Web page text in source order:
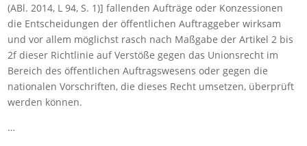
(ABl. 2014, L 94, S. 1)] fallenden Aufträge oder Konzessionen
die Entscheidungen der öffentlichen Auftraggeber wirksam
und vor allem möglichst rasch nach Maßgabe der Artikel 2 bis
2f dieser Richtlinie auf Verstöße gegen das Unionsrecht im
Bereich des öffentlichen Auftragswesens oder gegen die
nationalen Vorschriften, die dieses Recht umsetzen, überprüft
werden können.
…